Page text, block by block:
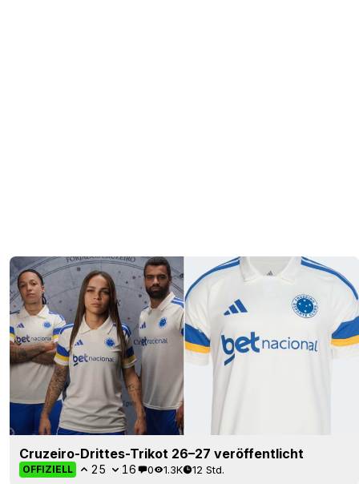
Cruzeiro-Drittes-Trikot 26–27 veröffentlicht
OFFIZIELL 25 0 1.3K